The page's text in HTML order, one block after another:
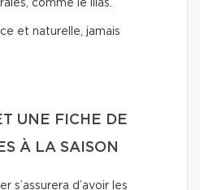
comme le lilas.
et naturelle, jamais
UNE FICHE DE
À LA SAISON
s’assurera d’avoir les